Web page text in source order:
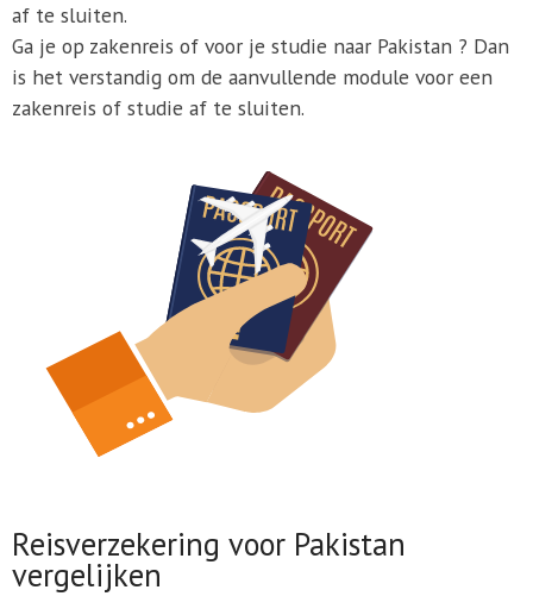
af te sluiten.
Ga je op zakenreis of voor je studie naar Pakistan ? Dan
is het verstandig om de aanvullende module voor een
zakenreis of studie af te sluiten.
Reisverzekering voor Pakistan
vergelijken